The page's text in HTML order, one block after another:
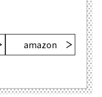
amazon